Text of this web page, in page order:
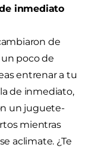
inmediato
de
poco de
entrenar a tu
de inmediato,
un juguete-
mientras
aclimate. ¿Te